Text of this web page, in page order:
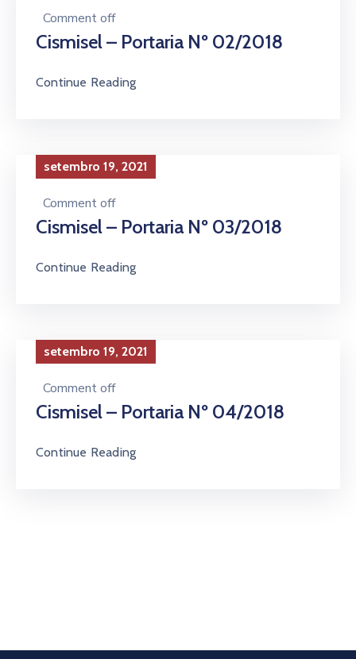
Comment off
Cismisel – Portaria Nº 02/2018
Continue Reading
setembro 19, 2021
Comment off
Cismisel – Portaria Nº 03/2018
Continue Reading
setembro 19, 2021
Comment off
Cismisel – Portaria Nº 04/2018
Continue Reading